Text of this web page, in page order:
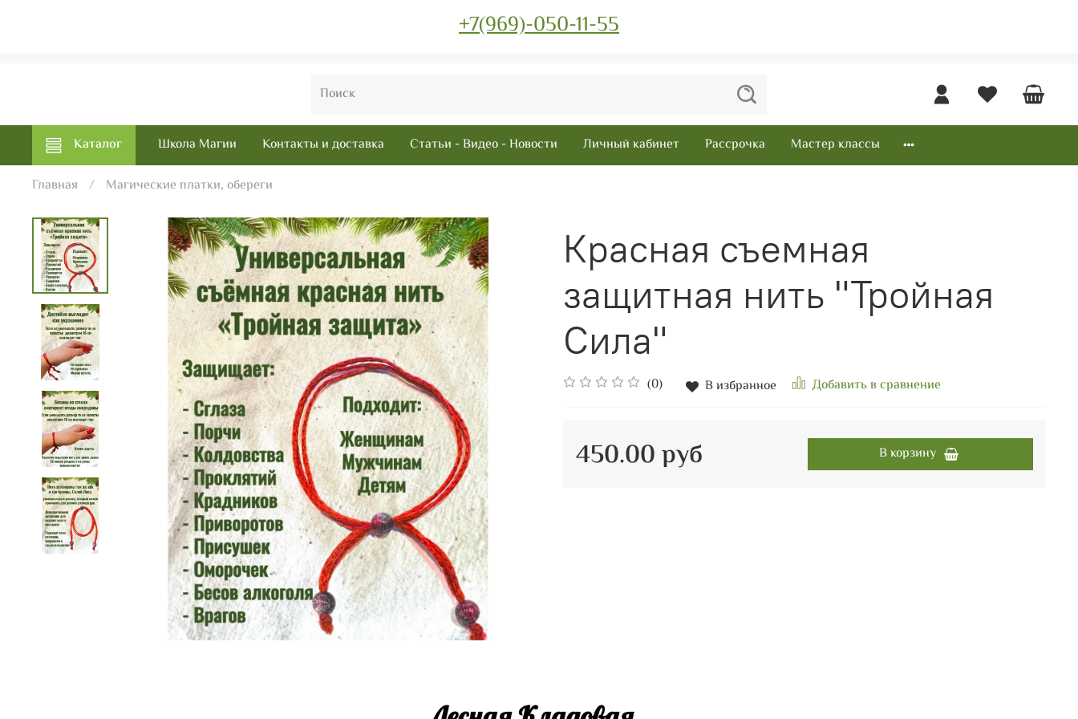
+7(969)-050-11-55
Каталог Школа Магии Контакты и доставка Статьи - Видео - Новости Личный кабинет Рассрочка Мастер классы
Главная Магические платки, обереги
Красная съемная
защитная нить "Тройная
Сила"
(0) В избранное Добавить в сравнение
450.00 руб В корзину